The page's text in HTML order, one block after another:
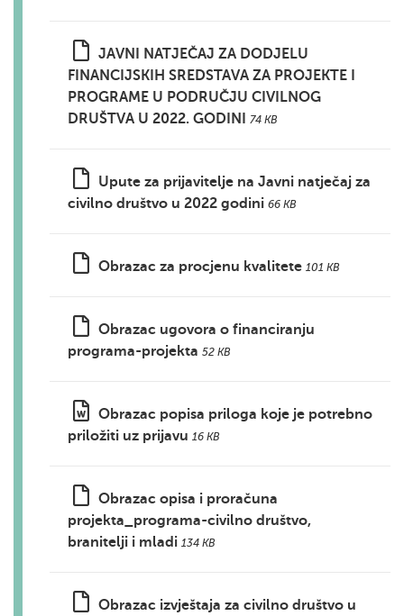
JAVNI NATJEČAJ ZA DODJELU
FINANCIJSKIH SREDSTAVA ZA PROJEKTE I
PROGRAME U PODRUČJU CIVILNOG
DRUŠTVA U 2022. GODINI
74 KB
Upute za prijavitelje na Javni natječaj za
civilno društvo u 2022 godini 66 KB
Obrazac za procjenu kvalitete 101 KB
Obrazac ugovora o financiranju
programa-projekta 52 KB
Obrazac popisa priloga koje je potrebno
priložiti uz prijavu 16 KB
Obrazac opisa i proračuna
projekta_programa-civilno društvo,
branitelji i mladi 134 KB
Obrazac izvještaja za civilno društvo u